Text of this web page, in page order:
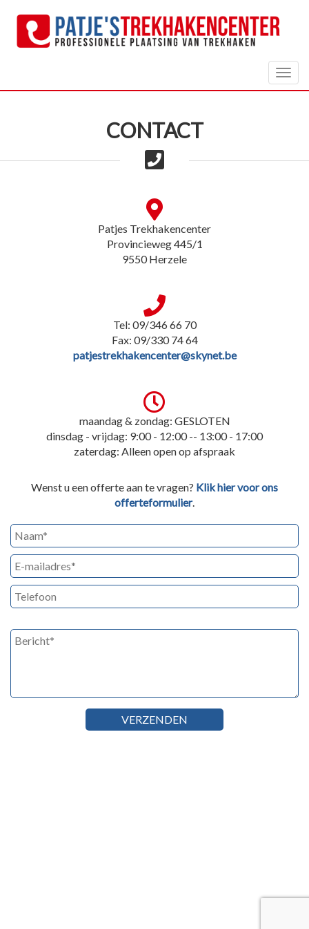
CONTACT
Patjes Trekhakencenter
Provincieweg 445/1
9550 Herzele
Tel: 09/346 66 70
Fax: 09/330 74 64
patjestrekhakencenter@skynet.be
maandag & zondag: GESLOTEN
dinsdag - vrijdag: 9:00 - 12:00 -- 13:00 - 17:00
zaterdag: Alleen open op afspraak
Wenst u een offerte aan te vragen? Klik hier voor ons
offerteformulier.